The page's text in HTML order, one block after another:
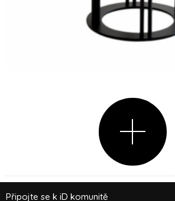
Připojte se k iD komunitě